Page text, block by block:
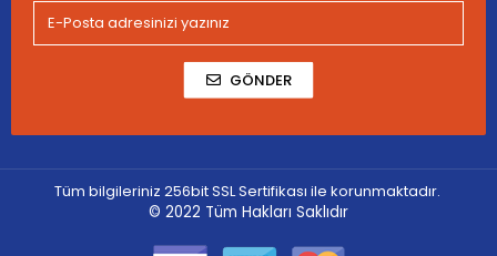
GÖNDER
Tüm bilgileriniz 256bit SSL Sertifikası ile korunmaktadır.
© 2022 Tüm Hakları Saklıdır